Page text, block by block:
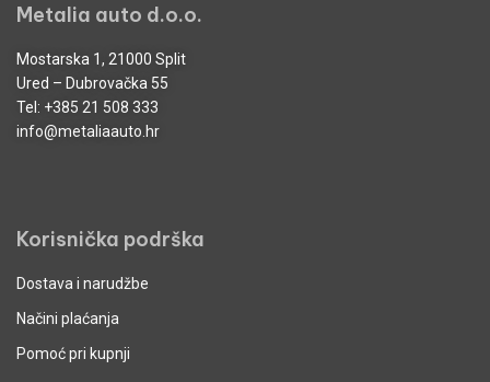
Metalia auto d.o.o.
Mostarska 1, 21000 Split
Ured – Dubrovačka 55
Tel: +385 21 508 333
info@metaliaauto.hr
Korisnička podrška
Dostava i narudžbe
Načini plaćanja
Pomoć pri kupnji